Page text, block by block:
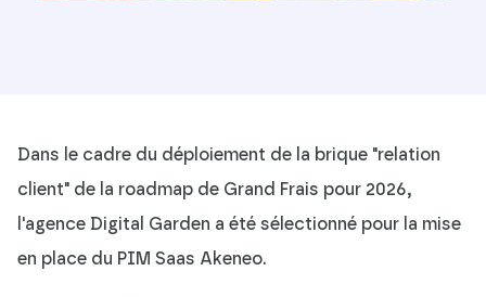
Dans le cadre du déploiement de la brique "relation
client" de la roadmap de Grand Frais pour 2026,
l'agence Digital Garden a été sélectionné pour la mise
en place du PIM Saas Akeneo.